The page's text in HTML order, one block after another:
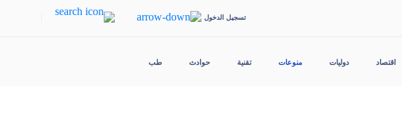
تسجيل الدخول
اقتصاد دوليات منوعات تقنية حوادث طب